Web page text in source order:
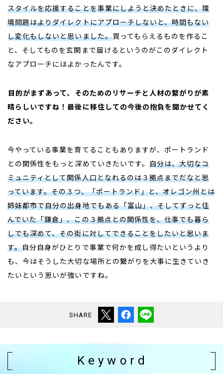
スタイルを応援することを事業にしようと決めたときに、環
境問題はよりダイレクトにアプローチしないと、時間もない
し変化もしないと思いました。買ってもらえるものを作るこ
と、そしてものを玄関まで届けるというのがこのダイレクト
なアプローチにはよかったんです。
目的がまずあって、そのためのリサーチと人材の繋がりが素
晴らしいですね！最後に移住しての今後の抱負を聞かせてく
ださい。
今やっている事業を育てることもありますが、ポートランド
との関係性をもっと深めていきたいです。 自分は、大切なコ
ミュニティとして関係人口となれるのは３拠点までだなと思
っています。その３つ、「ポートランド」と、オレゴン州とは
姉妹都市で自分の出身地でもある「富山」、そしてずっと住
んでいた「鎌倉」、この３拠点との関係性を、仕事でも暮ら
しでも深めて、その街に対してできることをしたいと思いま
す。自分自身がひとりで事業で何かを成し得たいというより
も、今はそうした大切な場所との繋がりを大事に生きていき
たいという思いが強いですね。
SHARE
Keyword